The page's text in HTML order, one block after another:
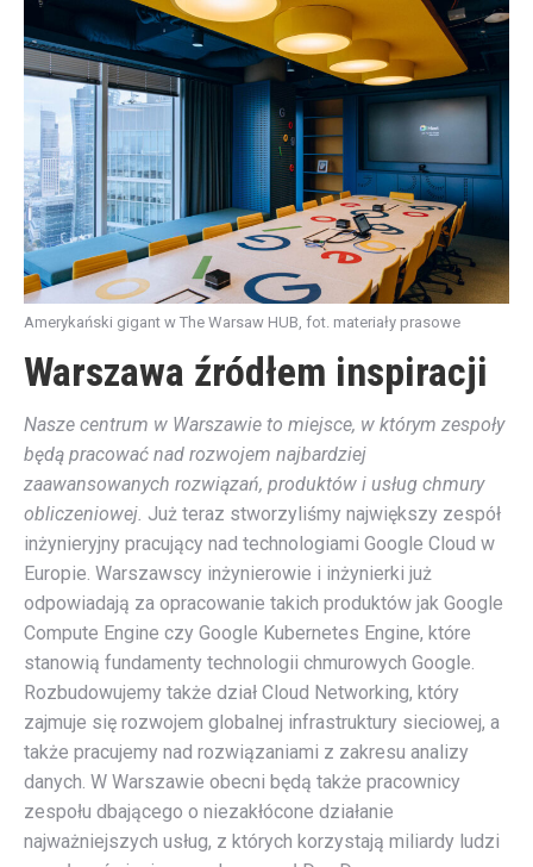
Amerykański gigant w The Warsaw HUB, fot. materiały prasowe
Warszawa źródłem inspiracji
Nasze centrum w Warszawie to miejsce, w którym zespoły
będą pracować nad rozwojem najbardziej
zaawansowanych rozwiązań, produktów i usług chmury
obliczeniowej. Już teraz stworzyliśmy największy zespół
inżynieryjny pracujący nad technologiami Google Cloud w
Europie. Warszawscy inżynierowie i inżynierki już
odpowiadają za opracowanie takich produktów jak Google
Compute Engine czy Google Kubernetes Engine, które
stanowią fundamenty technologii chmurowych Google.
Rozbudowujemy także dział Cloud Networking, który
zajmuje się rozwojem globalnej infrastruktury sieciowej, a
także pracujemy nad rozwiązaniami z zakresu analizy
danych. W Warszawie obecni będą także pracownicy
zespołu dbającego o niezakłócone działanie
najważniejszych usług, z których korzystają miliardy ludzi